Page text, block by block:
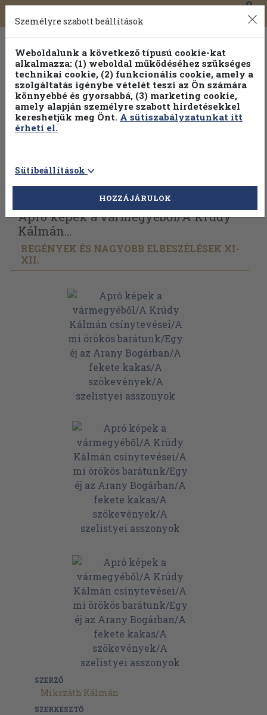
Toggle
navigation
0
Válogasson több mint 1.000.000 kiadványunk közül
100% kedvezménnyel!
Vissza az előző oldalra Válasszon példányt
Apró képek a vármegyéből/A Krúdy
Kálmán...
REGÉNYEK ÉS NAGYOBB ELBESZÉLÉSEK XI-
XII.
SZERZŐ
Mikszáth Kálmán
SZERKESZTŐ
Személyre szabott beállítások
Weboldalunk a következő típusú cookie-kat
alkalmazza: (1) weboldal működéséhez szükséges
technikai cookie, (2) funkcionális cookie, amely a
szolgáltatás igénybe vételét teszi az Ön számára
könnyebbé és gyorsabbá, (3) marketing cookie,
amely alapján személyre szabott hirdetésekkel
kereshetjük meg Önt. A sütiszabályzatunkat itt
érheti el.
Sütibeállítások
HOZZÁJÁRULOK